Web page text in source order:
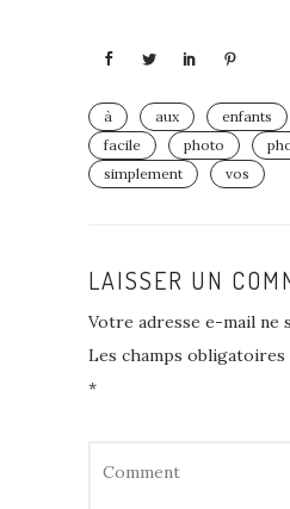
à aux enfants
facile
photo
simplement
vos
LAISSER UN
Votre adresse e-mail ne
Les champs obligatoires
*